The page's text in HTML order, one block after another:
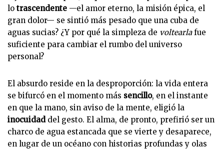
lo trascendente —el amor eterno, la misión épica, el
gran dolor— se sintió más pesado que una cuba de
aguas sucias? ¿Y por qué la simpleza de voltearlafue
suficiente para cambiar el rumbo del universo
personal?
El absurdo reside en la desproporción: la vida entera
se bifurcó en el momento más sencillo, en el instante
en que la mano, sin aviso de la mente, eligió la
inocuidaddel gesto. El alma, de pronto, prefirió ser un
charco de agua estancada que se vierte y desaparece,
en lugar de un océano con historias profundas y olas